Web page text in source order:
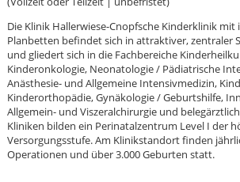
Die Klinik Hallerwiese-Cnopfsche Kinderklinik mit
Planbetten befindet sich in attraktiver, zentraler
und gliedert sich in die Fachbereiche
Kinderonkologie, Neonatologie / Pädiatrische
Anästhesie- und Allgemeine Intensivmedizin,
Kinderorthopädie, Gynäkologie / Geburtshilfe,
Allgemein- und Viszeralchirurgie und
Kliniken bilden ein Perinatalzentrum Level I der
Versorgungsstufe. Am Klinikstandort finden
Operationen und über 3.000 Geburten statt.
Karte anzeigen